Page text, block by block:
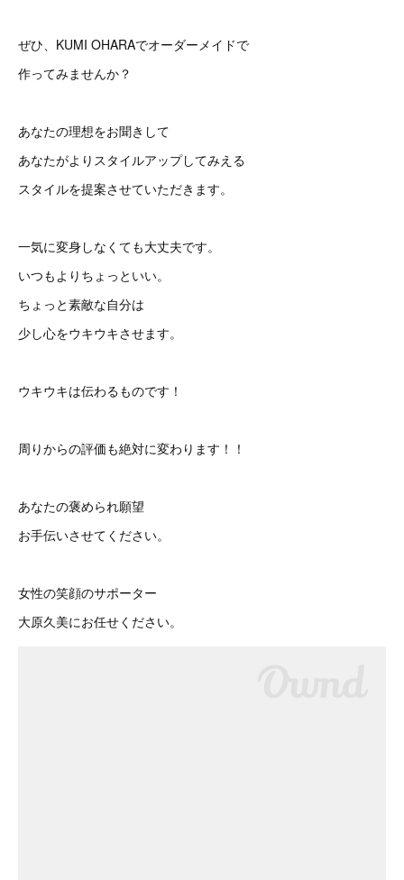
ぜひ、KUMI OHARAでオーダーメイドで
作ってみませんか？
あなたの理想をお聞きして
あなたがよりスタイルアップしてみえる
スタイルを提案させていただきます。
一気に変身しなくても大丈夫です。
いつもよりちょっといい。
ちょっと素敵な自分は
少し心をウキウキさせます。
ウキウキは伝わるものです！
周りからの評価も絶対に変わります！！
あなたの褒められ願望
お手伝いさせてください。
女性の笑顔のサポーター
大原久美にお任せください。